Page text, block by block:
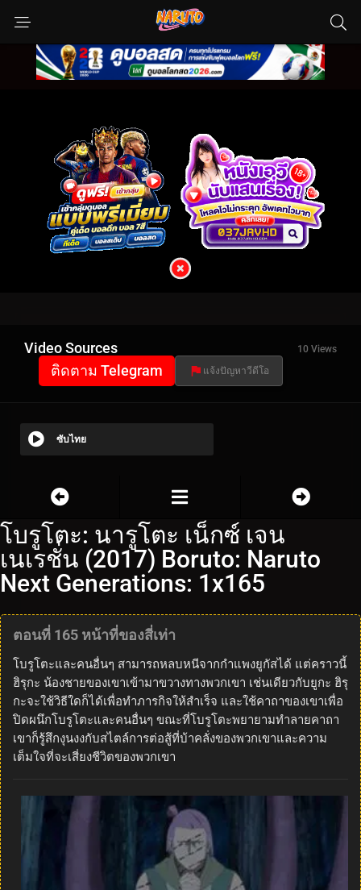
Video Sources 10 Views
ติดตาม Telegram แจ้งปัญหาวีดีโอ
ซับไทย
โบรูโตะ: นารูโตะ เน็กซ์ เจน
เนเรชั่น (2017) Boruto: Naruto
Next Generations: 1x165
ตอนที่ 165 หน้าที่ของสี่เท่า
โบรูโตะและคนอื่นๆ สามารถหลบหนีจากกำแพงยูกัสได้ แต่คราวนี้
ฮิรุกะ น้องชายของเขาเข้ามาขวางทางพวกเขา เช่นเดียวกับยูกะ ฮิรุ
กะจะใช้วิธีใดก็ได้เพื่อทำภารกิจให้สำเร็จ และใช้คาถาของเขาเพื่อ
ปิดผนึกโบรูโตะและคนอื่นๆ ขณะที่โบรูโตะพยายามทำลายคาถา
เขาก็รู้สึกงุนงงกับสไตล์การต่อสู้ที่บ้าคลั่งของพวกเขาและความ
เต็มใจที่จะเสี่ยงชีวิตของพวกเขา